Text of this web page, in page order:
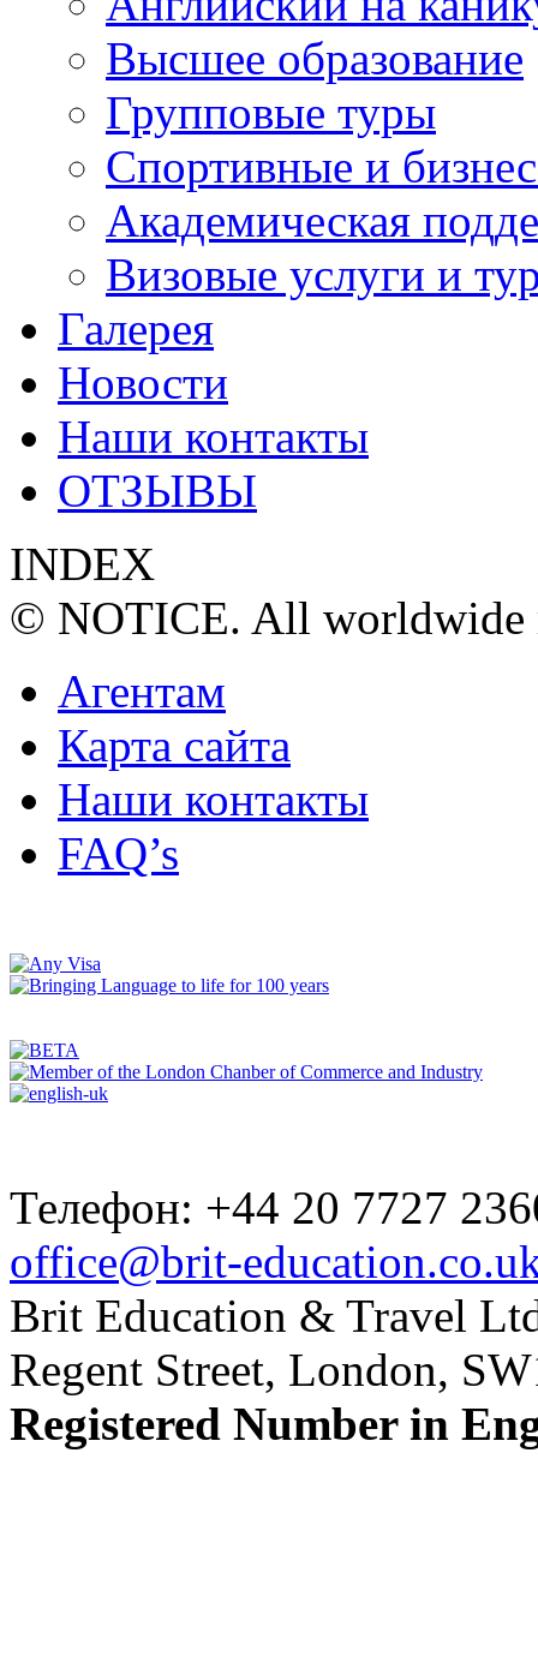
Высшее образование
Групповые туры
Спортивные и
Академическая
Визовые услуги и
Галерея
Новости
Наши контакты
ОТЗЫВЫ
INDEX
© NOTICE. All worldwide
Агентам
Карта сайта
Наши контакты
FAQ’s
Телефон: +44 20 7727
office@brit-
Brit Education & Travel
Regent Street, London,
Registered Number in